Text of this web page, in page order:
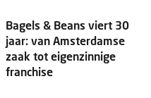
Bagels & Beans viert 30
jaar: van Amsterdamse
zaak tot eigenzinnige
franchise